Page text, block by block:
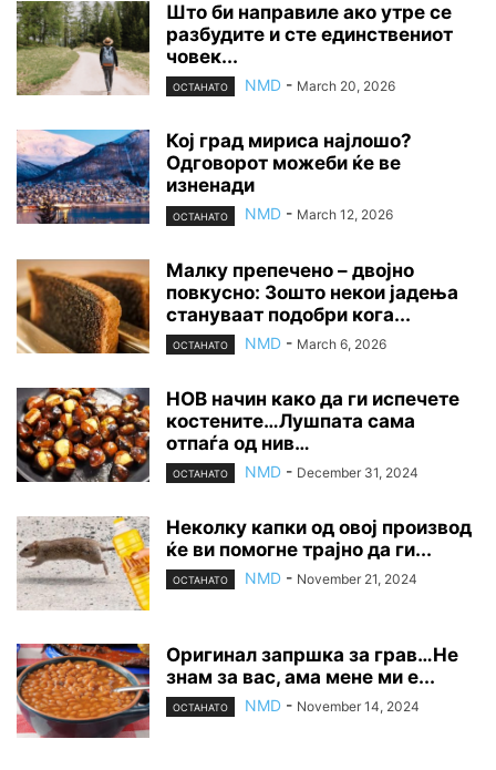
Што би направиле ако утре се
разбудите и сте единствениот
човек...
ОСТАНАТО NMD - March 20, 2026
Кој град мириса најлошо?
Одговорот можеби ќе ве
изненади
ОСТАНАТО NMD - March 12, 2026
Малку препечено – двојно
повкусно: Зошто некои јадења
стануваат подобри кога...
ОСТАНАТО NMD - March 6, 2026
НОВ начин како да ги испечете
костените…Лушпата сама
отпаѓа од нив…
ОСТАНАТО NMD - December 31, 2024
Неколку капки од овој производ
ќе ви помогне трајно да ги...
ОСТАНАТО NMD - November 21, 2024
Оригинал запршка за грав…Не
знам за вас, ама мене ми е...
ОСТАНАТО NMD - November 14, 2024